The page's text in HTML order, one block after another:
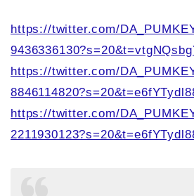
https://twitter.com/
https://twitter.com/
https://twitter.com/